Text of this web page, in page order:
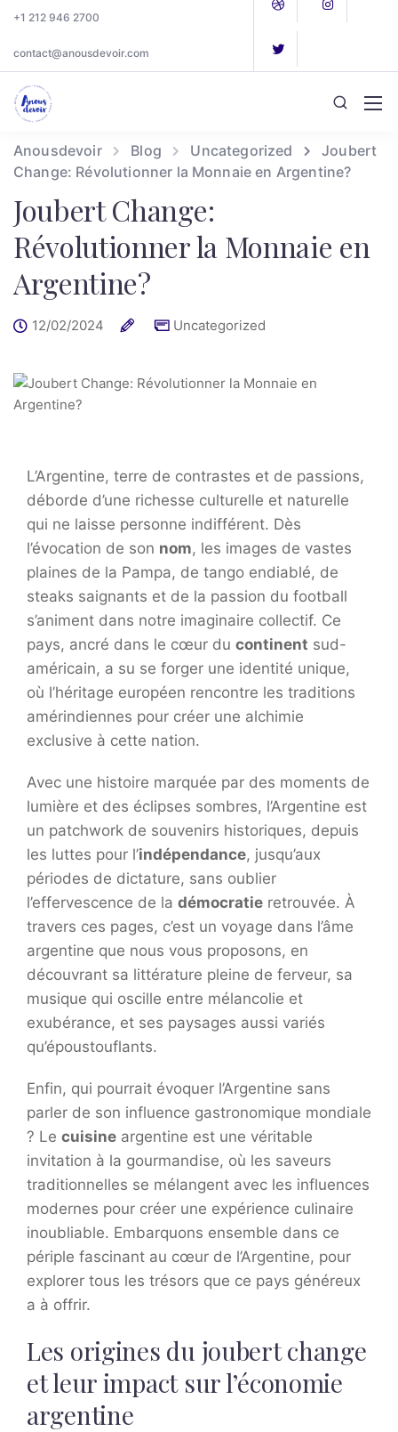
+1 212 946 2700
contact@anousdevoir.com
Anousdevoir Blog Uncategorized
Joubert
Change: Révolutionner la Monnaie en Argentine?
Joubert Change:
Révolutionner la Monnaie en
Argentine?
12/02/2024 Uncategorized
L’Argentine, terre de contrastes et de passions,
déborde d’une richesse culturelle et naturelle
qui ne laisse personne indifférent. Dès
l’évocation de son nom, les images de vastes
plaines de la Pampa, de tango endiablé, de
steaks saignants et de la passion du football
s’animent dans notre imaginaire collectif. Ce
pays, ancré dans le cœur du continent sud-
américain, a su se forger une identité unique,
où l’héritage européen rencontre les traditions
amérindiennes pour créer une alchimie
exclusive à cette nation.
Avec une histoire marquée par des moments de
lumière et des éclipses sombres, l’Argentine est
un patchwork de souvenirs historiques, depuis
les luttes pour l’indépendance, jusqu’aux
périodes de dictature, sans oublier
l’effervescence de la démocratie retrouvée. À
travers ces pages, c’est un voyage dans l’âme
argentine que nous vous proposons, en
découvrant sa littérature pleine de ferveur, sa
musique qui oscille entre mélancolie et
exubérance, et ses paysages aussi variés
qu’époustouflants.
Enfin, qui pourrait évoquer l’Argentine sans
parler de son influence gastronomique mondiale
? Le cuisine argentine est une véritable
invitation à la gourmandise, où les saveurs
traditionnelles se mélangent avec les influences
modernes pour créer une expérience culinaire
inoubliable. Embarquons ensemble dans ce
périple fascinant au cœur de l’Argentine, pour
explorer tous les trésors que ce pays généreux
a à offrir.
Les origines du joubert change
et leur impact sur l’économie
argentine